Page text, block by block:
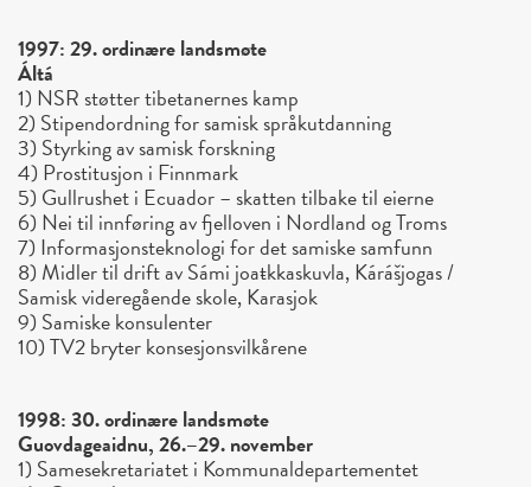
1997: 29. ordinære landsmøte
Áltá
1) NSR støtter tibetanernes kamp
2) Stipendordning for samisk språkutdanning
3) Styrking av samisk forskning
4) Prostitusjon i Finnmark
5) Gullrushet i Ecuador – skatten tilbake til eierne
6) Nei til innføring av fjelloven i Nordland og Troms
7) Informasjonsteknologi for det samiske samfunn
8) Midler til drift av Sámi joaŧkkaskuvla, Kárášjogas /
Samisk videregående skole, Karasjok
9) Samiske konsulenter
10) TV2 bryter konsesjonsvilkårene
1998: 30. ordinære landsmøte
Guovdageaidnu, 26.–29. november
1) Samesekretariatet i Kommunaldepartementet